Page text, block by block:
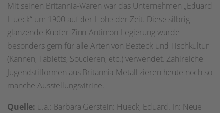
Mit seinen Britannia-Waren war das Unternehmen „Eduard
Hueck“ um 1900 auf der Höhe der Zeit. Diese silbrig
glänzende Kupfer-Zinn-Antimon-Legierung wurde
besonders gern für alle Arten von Besteck und Tischkultur
(Kannen, Tabletts, Soucieren, etc.) verwendet. Zahlreiche
Jugendstilformen aus Britannia-Metall zieren heute noch so
manche Ausstellungsvitrine.
Quelle: u.a.: Barbara Gerstein: Hueck, Eduard. In: Neue